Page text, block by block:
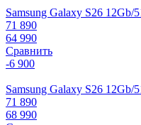
Samsung Galaxy S26 12Gb/
71 890
64 990
Сравнить
-6 900
Samsung Galaxy S26 12Gb/
71 890
68 990